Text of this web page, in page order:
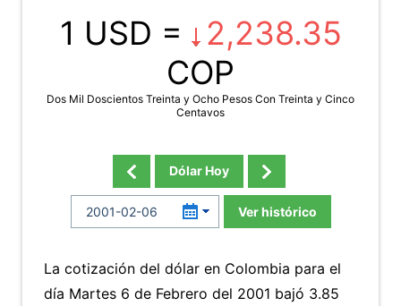
1 USD =
2,238.35
COP
Dos Mil Doscientos Treinta y Ocho Pesos Con Treinta y Cinco
Centavos
Dólar Hoy
Ver histórico
La cotización del dólar en Colombia para el
día Martes 6 de Febrero del 2001 bajó 3.85